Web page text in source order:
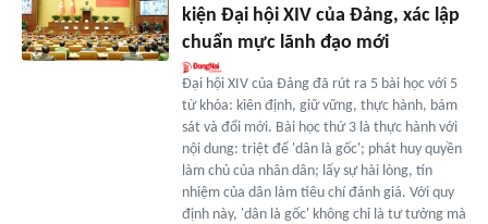
kiện Ðại hội XIV của Ðảng, xác lập
chuẩn mực lãnh đạo mới
Ðại hội XIV của Ðảng đã rút ra 5 bài học với 5
từ khóa: kiên định, giữ vững, thực hành, bám
sát và đổi mới. Bài học thứ 3 là thực hành với
nội dung: triệt để 'dân là gốc'; phát huy quyền
làm chủ của nhân dân; lấy sự hài lòng, tín
nhiệm của dân làm tiêu chí đánh giá. Với quy
định này, 'dân là gốc' không chỉ là tư tưởng mà